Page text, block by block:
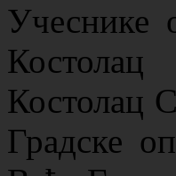
Учеснике
Костолац
Градске